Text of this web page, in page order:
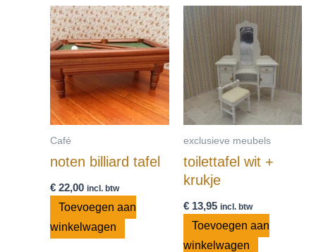
Café
noten billiard tafel
€ 22,00 incl. btw
Toevoegen aan
winkelwagen
exclusieve meubels
toilettafel wit +
krukje
€13,95 incl. btw
Toevoegen aan
winkelwagen